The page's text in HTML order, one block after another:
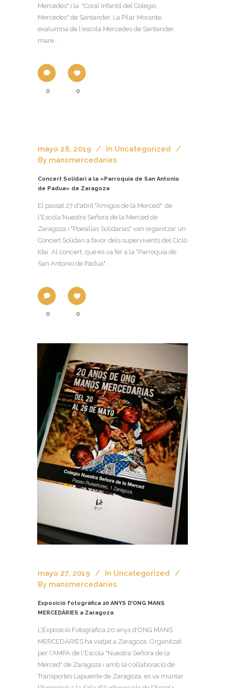
Mercedes" i la "Coral Infantil del Colegio
Mercedes" de Santander. La Pilar Morante,
exalumna de l'escola Mercedes de Santander,
mare...
0 0
mayo 28, 2019 In Uncategorized
By mansmercedaries
Concert Solidari a la «Parroquia de San Antonio
de Padua» de Zaragoza
El passat 27 d'abril "Amigos de la Merced" de
l'Escola Nuestra Señora de la Merced de
Zaragoza i "Poesillas Solidarias" van organitzar un
Concert Solidari a favor dels supervivents del Cicló
Idai. Al concert, que es va fer a la "Parroquia de
San Antonio de Padua"...
0 0
mayo 27, 2019 In Uncategorized
By mansmercedaries
Exposició fotogràfica 20 ANYS D’ONG MANS
MERCEDÀRIES a Zaragoza
L'Exposició Fotogràfica 20 anys d'ONG MANS
MERCEDÀRIES ha viatjat a Zaragoza. Organitzat
per l'AMPA de l'Escola "Nuestra Señora de la
Merced" de Zaragoza i amb la col·laboració de
Transportes Lapuente de Zaragoza, es va muntar